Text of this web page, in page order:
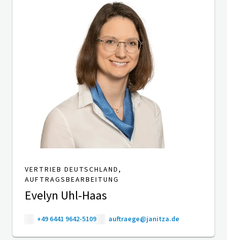
VERTRIEB DEUTSCHLAND,
AUFTRAGSBEARBEITUNG
Evelyn Uhl-Haas
+49 6441 9642-5109 auftraege@janitza.de